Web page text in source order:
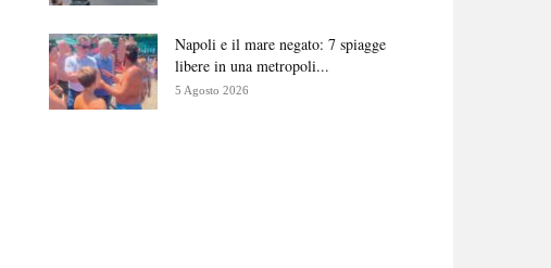
Napoli e il mare negato: 7 spiagge
libere in una metropoli...
5 Agosto 2026